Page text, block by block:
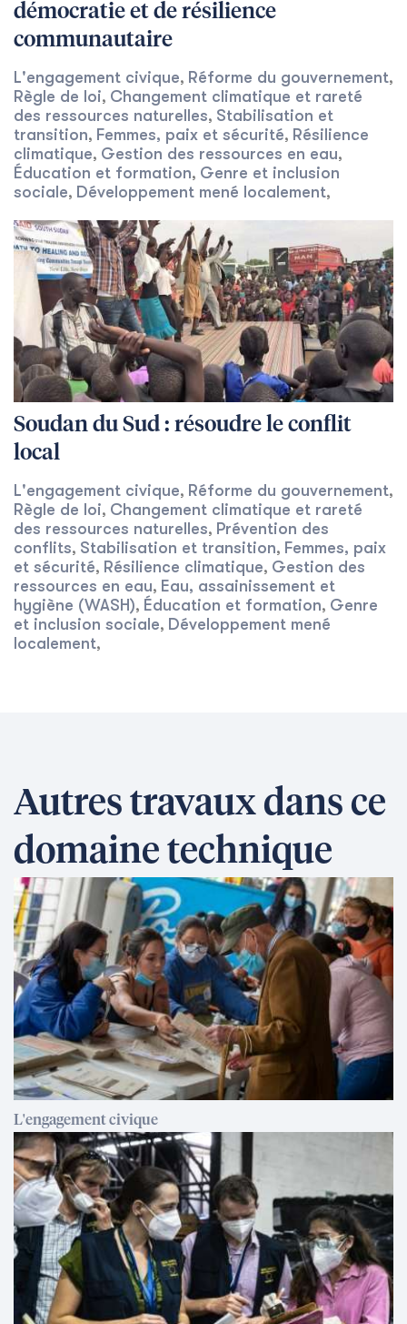
démocratie et de résilience
communautaire
L'engagement civique, Réforme du gouvernement,
Règle de loi, Changement climatique et rareté
des ressources naturelles, Stabilisation et
transition, Femmes, paix et sécurité, Résilience
climatique, Gestion des ressources en eau,
Éducation et formation, Genre et inclusion
sociale, Développement mené localement,
Soudan du Sud : résoudre le conflit
local
L'engagement civique, Réforme du gouvernement,
Règle de loi, Changement climatique et rareté
des ressources naturelles, Prévention des
conflits, Stabilisation et transition, Femmes, paix
et sécurité, Résilience climatique, Gestion des
ressources en eau, Eau, assainissement et
hygiène (WASH), Éducation et formation, Genre
et inclusion sociale, Développement mené
localement,
Autres travaux dans ce
domaine technique
L'engagement civique